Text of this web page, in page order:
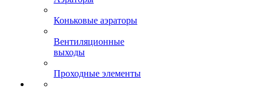
Коньковые аэраторы
Вентиляционные
выходы
Проходные элементы